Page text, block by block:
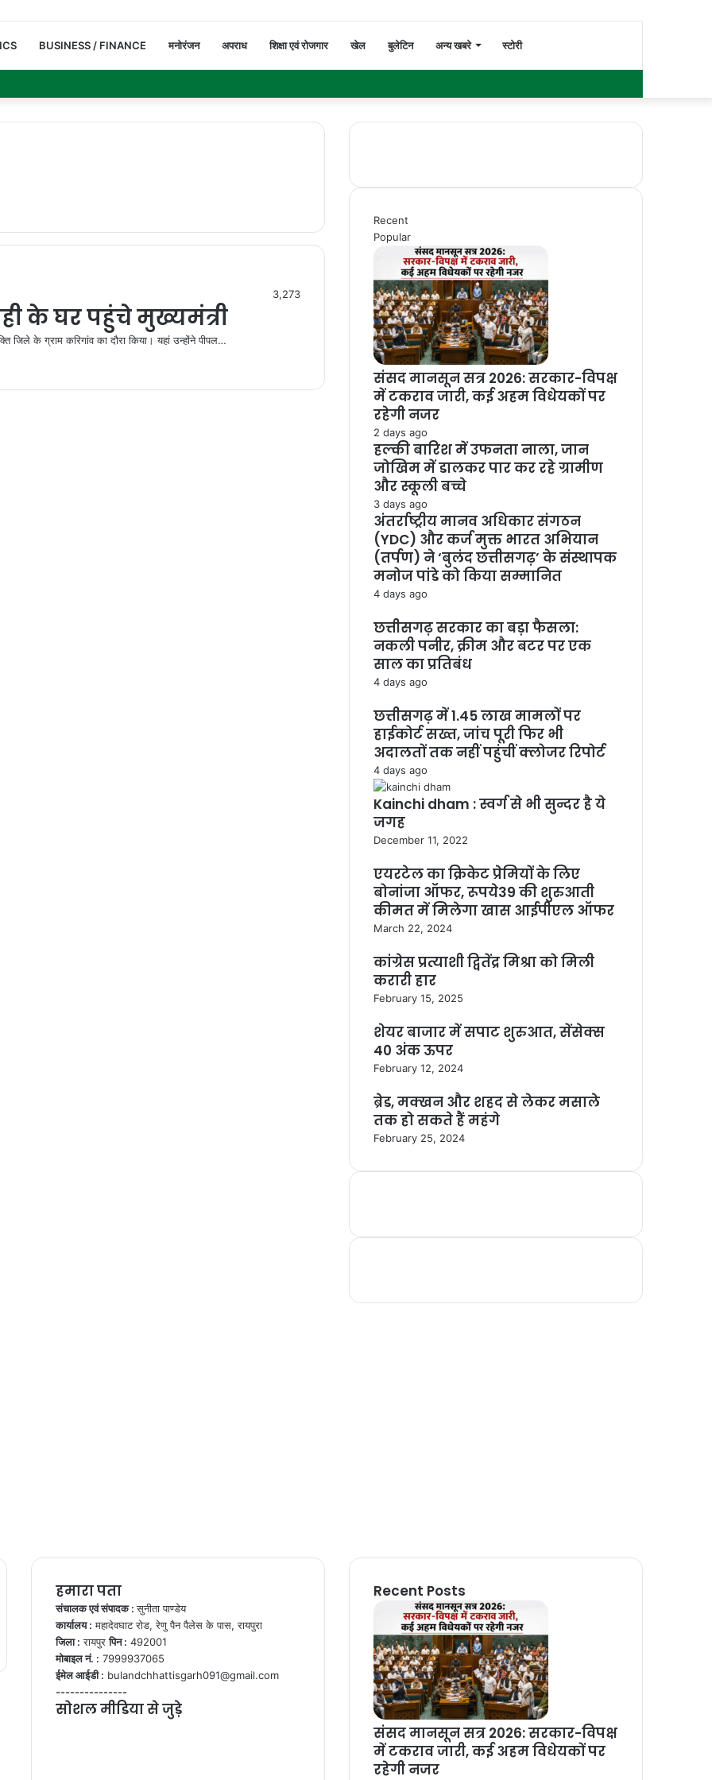
BUSINESS / FINANCE मनोरंजन अपराध शिक्षा एवं रोजगार खेल बुलेटिन अन्य खबरे स्टोरी
3,273
के घर पहुंचे मुख्यमंत्री
के ग्राम करिगांव का दौरा किया। यहां उन्होंने पीपल…
Recent
Popular
संसद मानसून सत्र 2026: सरकार-विपक्ष
में टकराव जारी, कई अहम विधेयकों पर
रहेगी नजर
2 days ago
हल्की बारिश में उफनता नाला, जान
जोखिम में डालकर पार कर रहे ग्रामीण
और स्कूली बच्चे
3 days ago
अंतर्राष्ट्रीय मानव अधिकार संगठन
(YDC) और कर्ज मुक्त भारत अभियान
(तर्पण) ने ‘बुलंद छत्तीसगढ़’ के संस्थापक
मनोज पांडे को किया सम्मानित
4 days ago
छत्तीसगढ़ सरकार का बड़ा फैसला:
नकली पनीर, क्रीम और बटर पर एक
साल का प्रतिबंध
4 days ago
छत्तीसगढ़ में 1.45 लाख मामलों पर
हाईकोर्ट सख्त, जांच पूरी फिर भी
अदालतों तक नहीं पहुंचीं क्लोजर रिपोर्ट
4 days ago
Kainchi dham : स्वर्ग से भी सुन्दर है ये
जगह
December 11, 2022
एयरटेल का क्रिकेट प्रेमियों के लिए
बोनांजा ऑफर, रूपये39 की शुरुआती
कीमत में मिलेगा खास आईपीएल ऑफर
March 22, 2024
कांग्रेस प्रत्याशी द्वितेंद्र मिश्रा को मिली
करारी हार
February 15, 2025
शेयर बाजार में सपाट शुरुआत, सेंसेक्स
40 अंक ऊपर
February 12, 2024
ब्रेड, मक्खन और शहद से लेकर मसाले
तक हो सकते हैं महंगे
February 25, 2024
हमारा पता
संचालक एवं संपादक :सुनीता पाण्डेय
कार्यालय : महादेवघाट रोड, रेणु पैन पैलेस के पास, रायपुरा
जिला : रायपुरपिन : 492001
मोबाइल नं. : 7999937065
ईमेल आईडी : bulandchhattisgarh091@gmail.com
---------------
सोशल मीडिया से जुड़े
Recent Posts
संसद मानसून सत्र 2026: सरकार-विपक्ष
में टकराव जारी, कई अहम विधेयकों पर
रहेगी नजर